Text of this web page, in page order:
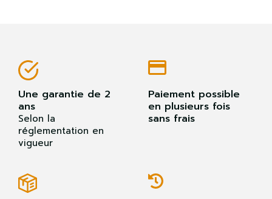
Une garantie de 2
ans
Selon la
réglementation en
vigueur
Paiement possible
en plusieurs fois
sans frais